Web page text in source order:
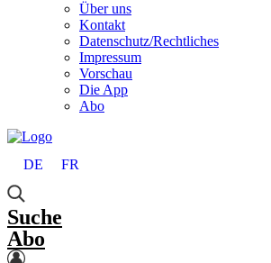
Über uns
Kontakt
Datenschutz/Rechtliches
Impressum
Vorschau
Die App
Abo
DE FR
Suche
Abo